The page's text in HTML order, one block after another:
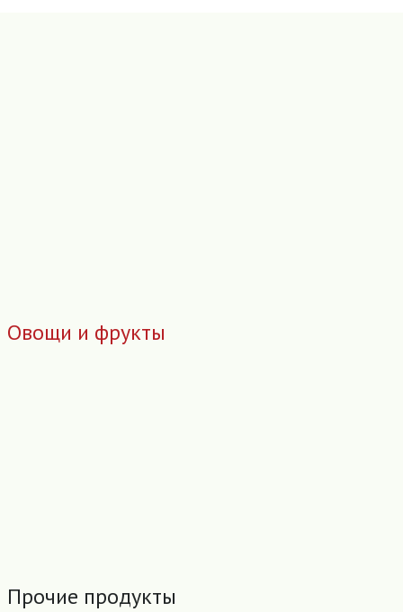
Овощи и фрукты
Прочие продукты